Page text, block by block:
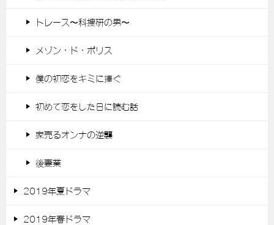
トレース〜科捜研の男〜
メゾン・ド・ポリス
僕の初恋をキミに捧ぐ
初めて恋をした日に読む話
家売るオンナの逆襲
後妻業
2019年夏ドラマ
2019年春ドラマ